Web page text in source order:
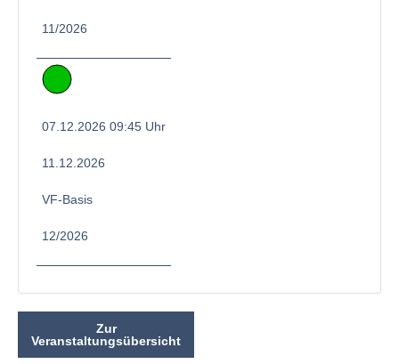
11/2026
07.12.2026 09:45 Uhr
11.12.2026
VF-Basis
12/2026
Zur
Veranstaltungsübersicht